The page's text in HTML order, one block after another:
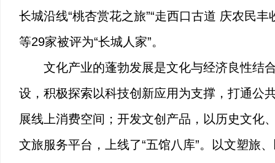
长城沿线“桃杏赏花之旅”“走西口古道 庆农民
等29家被评为“长城人家”。
文化产业的蓬勃发展是文化与经济良性结
设，积极探索以科技创新应用为支撑，打通公
展线上消费空间；开发文创产品，以历史文化
文旅服务平台，上线了“五馆八库”。以文塑旅